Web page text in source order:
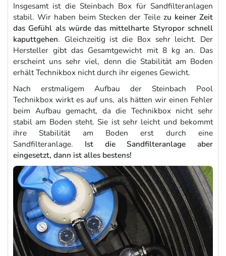
Insgesamt ist die Steinbach Box für Sandfilteranlagen
stabil. Wir haben beim Stecken der Teile zu keiner Zeit
das Gefühl als würde das mittelharte Styropor schnell
kaputtgehen. Gleichzeitig ist die Box sehr leicht. Der
Hersteller gibt das Gesamtgewicht mit 8 kg an. Das
erscheint uns sehr viel, denn die Stabilität am Boden
erhält Technikbox nicht durch ihr eigenes Gewicht.
Nach erstmaligem Aufbau der Steinbach Pool
Technikbox wirkt es auf uns, als hätten wir einen Fehler
beim Aufbau gemacht, da die Technikbox nicht sehr
stabil am Boden steht. Sie ist sehr leicht und bekommt
ihre Stabilität am Boden erst durch eine
Sandfilteranlage. Ist die Sandfilteranlage aber
eingesetzt, dann ist alles bestens!